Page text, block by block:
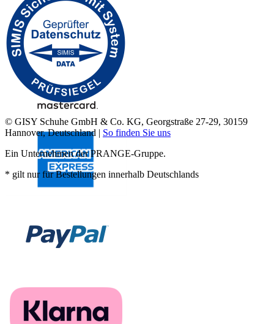
© GISY Schuhe GmbH & Co. KG, Georgstraße 27-29, 30159
Hannover, Deutschland | So finden Sie uns
Ein Unternehmen der PRANGE-Gruppe.
* gilt nur für Bestellungen innerhalb Deutschlands